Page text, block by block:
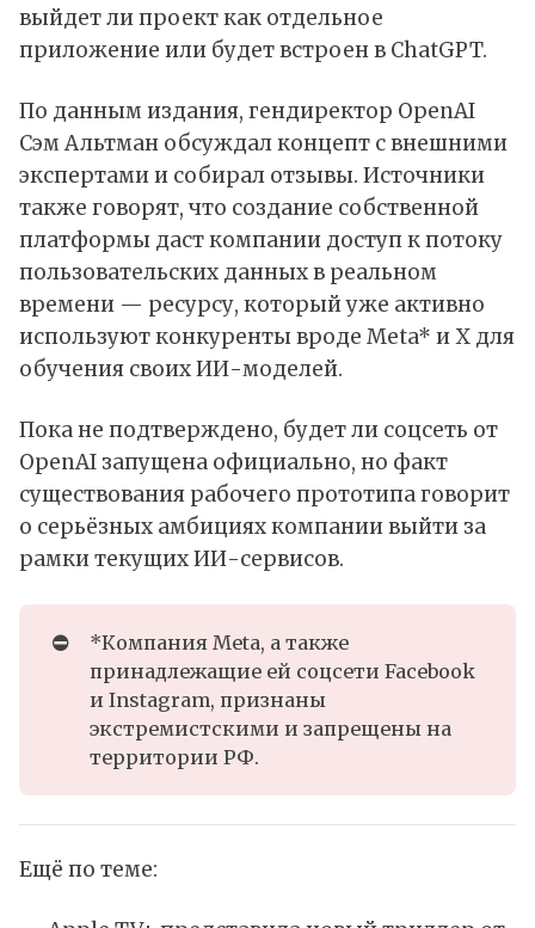
выйдет ли проект как отдельное
приложение или будет встроен в ChatGPT.
По данным издания, гендиректор OpenAI
Сэм Альтман обсуждал концепт с внешними
экспертами и собирал отзывы. Источники
также говорят, что создание собственной
платформы даст компании доступ к потоку
пользовательских данных в реальном
времени — ресурсу, который уже активно
используют конкуренты вроде Meta* и X для
обучения своих ИИ-моделей.
Пока не подтверждено, будет ли соцсеть от
OpenAI запущена официально, но факт
существования рабочего прототипа говорит
о серьёзных амбициях компании выйти за
рамки текущих ИИ-сервисов.
⛔
*Компания Meta, а также
принадлежащие ей соцсети Facebook
и Instagram, признаны
экстремистскими и запрещены на
территории РФ.
Ещё по теме: